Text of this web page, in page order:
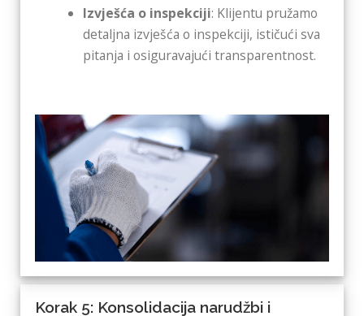
Izvješća o inspekciji: Klijentu pružamo
detaljna izvješća o inspekciji, ističući sva
pitanja i osiguravajući transparentnost.
Korak 5: Konsolidacija narudžbi i